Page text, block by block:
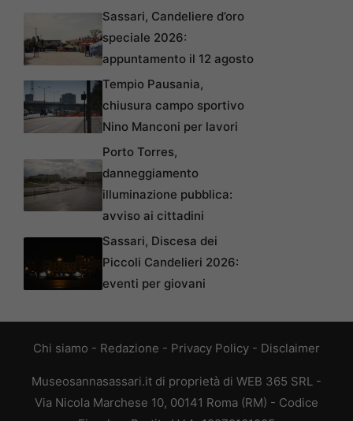
Sassari, Candeliere d’oro
speciale 2026:
appuntamento il 12 agosto
Tempio Pausania,
chiusura campo sportivo
Nino Manconi per lavori
Porto Torres,
danneggiamento
illuminazione pubblica:
avviso ai cittadini
Sassari, Discesa dei
Piccoli Candelieri 2026:
eventi per giovani
Chi siamo - Redazione - Privacy Policy - Disclaimer
Museosannasassari.it di proprietà di WEB 365 SRL -
Via Nicola Marchese 10, 00141 Roma (RM) - Codice